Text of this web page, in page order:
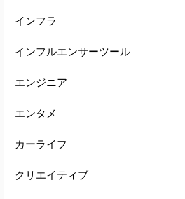
インフラ
インフルエンサーツール
エンジニア
エンタメ
カーライフ
クリエイティブ